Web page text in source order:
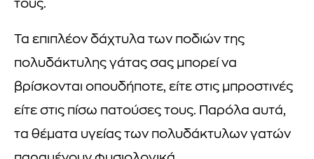
τους.
Τα επιπλέον δάχτυλα των ποδιών της
πολυδάκτυλης γάτας σας μπορεί να
βρίσκονται οπουδήποτε, είτε στις μπροστινές
είτε στις πίσω πατούσες τους. Παρόλα αυτά,
τα θέματα υγείας των πολυδάκτυλων γατών